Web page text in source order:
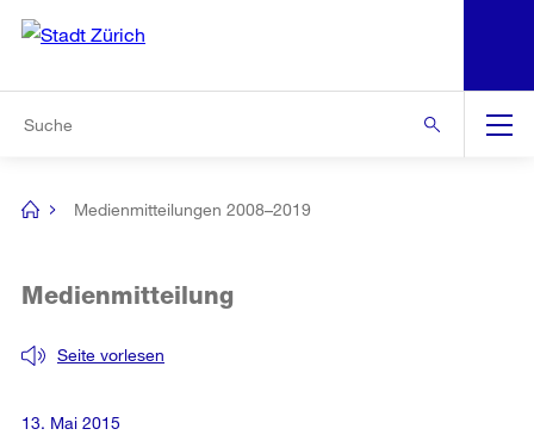
Navigation
[no
Medienmitteilungen 2008–2019
Seite vorlesen
Medienmitteilung
13. Mai 2015